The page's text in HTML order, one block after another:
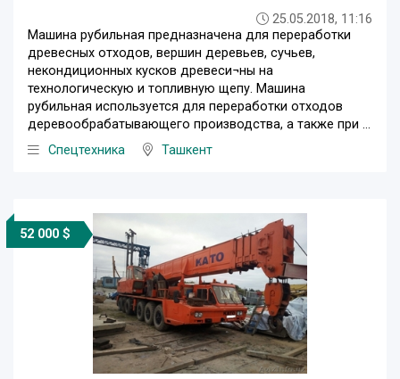
25.05.2018, 11:16
Машина рубильная предназначена для переработки
древесных отходов, вершин деревьев, сучьев,
некондиционных кусков древеси¬ны на
технологическую и топливную щепу. Машина
рубильная используется для переработки отходов
деревообрабатывающего производства, а также при ...
Спецтехника
Ташкент
52 000 $